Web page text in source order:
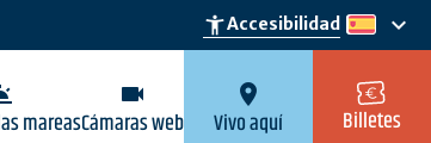
accessibility_newAccesibilidad es
keyboard_arrow_down
mareas
videocam
Cámaras web
location_on
Vivo aquí Billetes